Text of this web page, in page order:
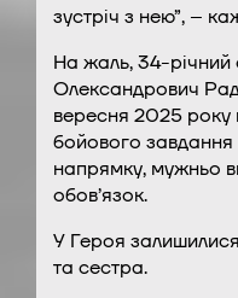
зустріч з нею”, –
На жаль, 34-
Олександрович
вересня 2025 року
бойового
напрямку, мужньо
обов’язок.
У Героя
та сестра.